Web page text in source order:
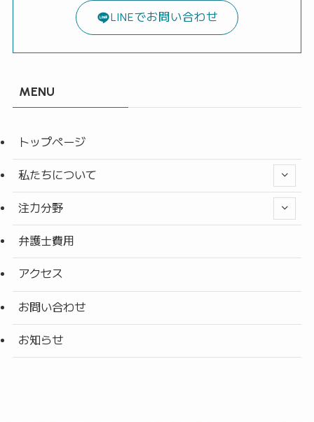
LINEでお問い合わせ
MENU
トップページ
私たちについて
注力分野
弁護士費用
アクセス
お問い合わせ
お知らせ